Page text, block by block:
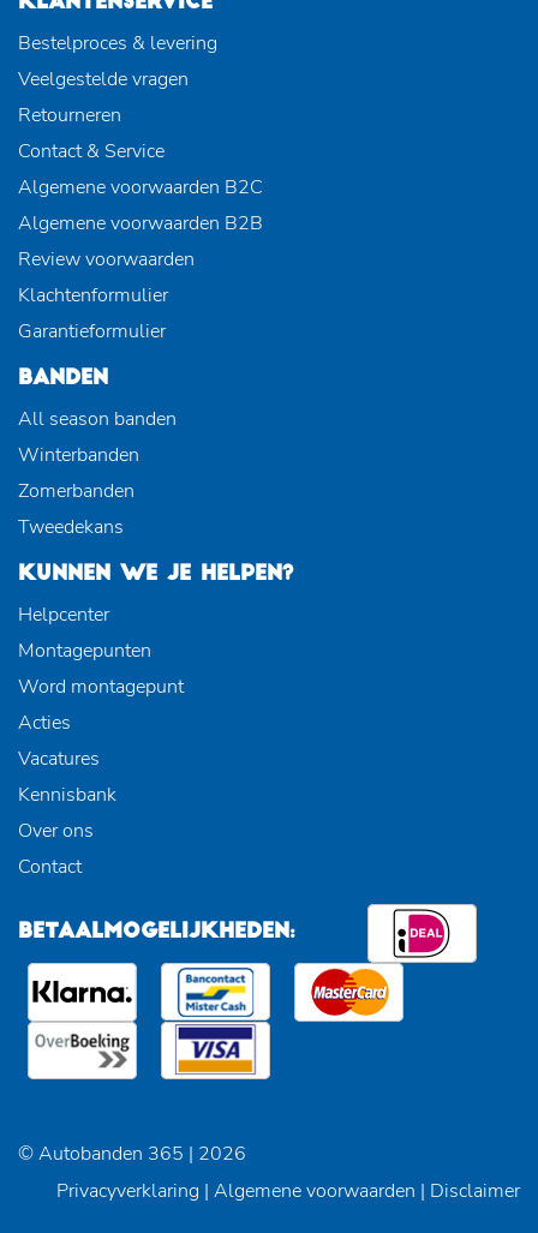
Bestelproces & levering
Veelgestelde vragen
Retourneren
Contact & Service
Algemene voorwaarden B2C
Algemene voorwaarden B2B
Review voorwaarden
Klachtenformulier
Garantieformulier
BANDEN
All season banden
Winterbanden
Zomerbanden
Tweedekans
KUNNEN WE JE HELPEN?
Helpcenter
Montagepunten
Word montagepunt
Acties
Vacatures
Kennisbank
Over ons
Contact
BETAALMOGELIJKHEDEN:
© Autobanden 365 | 2026
Privacyverklaring | Algemene voorwaarden | Disclaimer